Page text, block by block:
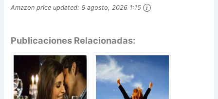
Amazon price updated: 6 agosto, 2026 1:15
Publicaciones Relacionadas: